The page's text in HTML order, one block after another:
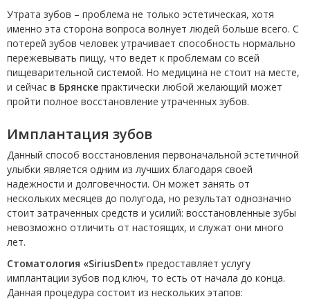
Утрата зубов – проблема не только эстетическая, хотя
именно эта сторона вопроса волнует людей больше всего. С
потерей зубов человек утрачивает способность нормально
пережевывать пищу, что ведет к проблемам со всей
пищеварительной системой. Но медицина не стоит на месте,
и сейчас в Брянске практически любой желающий может
пройти полное восстановление утраченных зубов.
Имплантация зубов
Данный способ восстановления первоначальной эстетичной
улыбки является одним из лучших благодаря своей
надежности и долговечности. Он может занять от
нескольких месяцев до полугода, но результат однозначно
стоит затраченных средств и усилий: восстановленные зубы
невозможно отличить от настоящих, и служат они много
лет.
Стоматология «SiriusDent» предоставляет услугу
имплантации зубов под ключ, то есть от начала до конца.
Данная процедура состоит из нескольких этапов: